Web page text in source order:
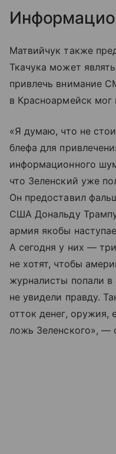
Матвийчук также
Ткачука может
привлечь внимание
в Красноармейск мог
«Я думаю, что не
блефа для
информационного
что Зеленский уже
Он предоставил
США Дональду
армия якобы
А сегодня у них —
не хотят, чтобы
журналисты попали в
не увидели правду.
отток денег,
ложь Зеленского», —